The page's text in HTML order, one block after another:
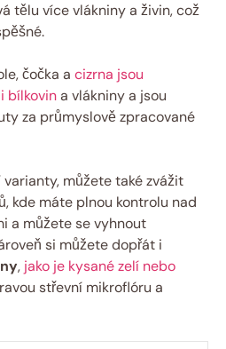
tělu více vlákniny a živin, což
čočka a cizrna jsou
bílkovina vlákniny a jsou
za průmyslově zpracované
můžete také zvážit
kde máte plnou kontrolu nad
a můžete se vyhnout
si můžete dopřát i
, jako je kysané zelí nebo
střevní mikroflóru a